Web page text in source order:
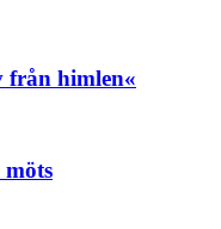
från himlen«